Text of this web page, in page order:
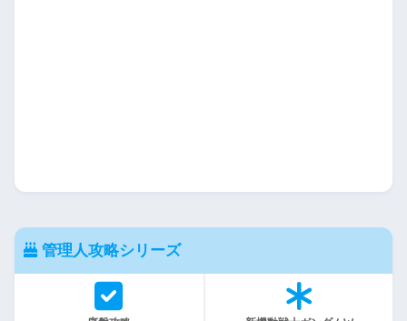
管理人攻略シリーズ